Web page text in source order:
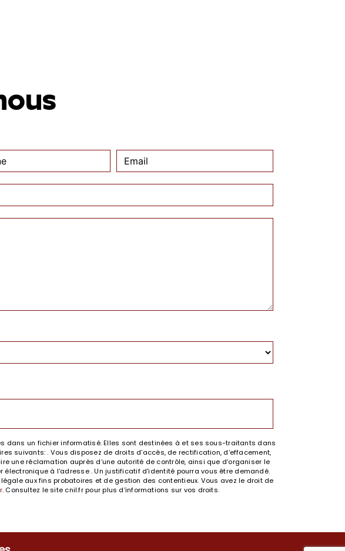
dans un fichier informatisé. Elles sont destinées à et ses sous-traitants dans
suivants: . Vous disposez de droits d’accès, de rectification, d’effacement,
une réclamation auprès d’une autorité de contrôle, ainsi que d’organiser le
à l'adresse . Un justificatif d'identité pourra vous être demandé.
aux fins probatoires et de gestion des contentieux. Vous avez le droit de
. Consultez le site cnil.fr pour plus d’informations sur vos droits.